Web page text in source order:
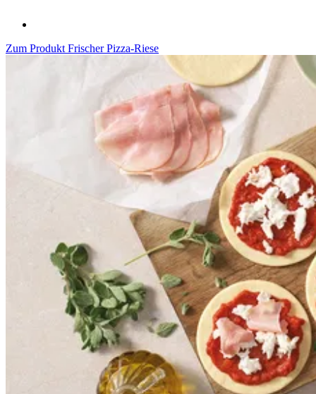
Zum Produkt Frischer Pizza-Riese